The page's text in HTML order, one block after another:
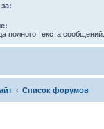
полного текста сообщений.
Список форумов